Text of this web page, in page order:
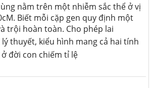
nằm trên một nhiễm sắc thể ở vị
Biết mỗi cặp gen quy định một
trội hoàn toàn. Cho phép lai
lý thuyết, kiểu hình mang cả hai tính
đời con chiếm tỉ lệ